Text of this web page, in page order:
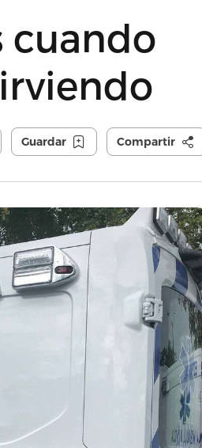
cuando
Guardar Compartir